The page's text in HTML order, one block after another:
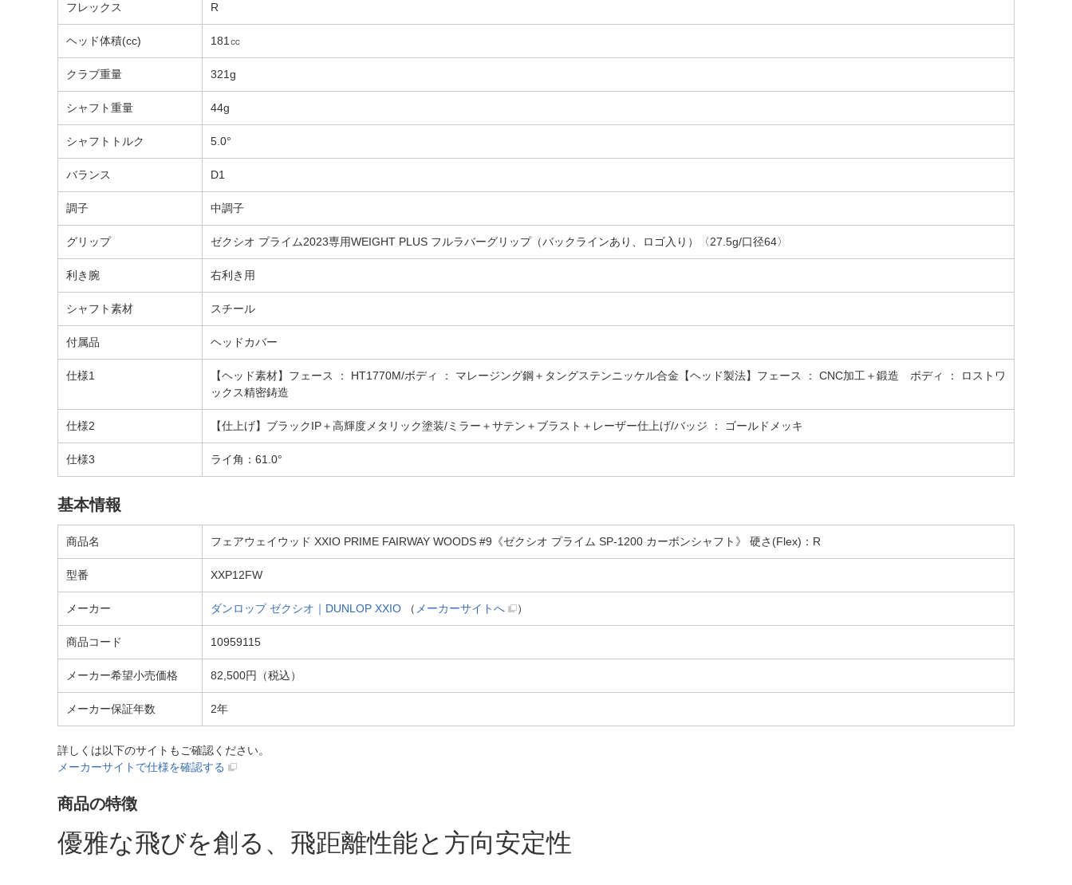
フレックス R
ヘッド体積(cc) 181㏄
クラブ重量 321g
シャフト重量 44g
シャフトトルク 5.0°
バランス D1
調子 中調子
グリップ ゼクシオ プライム2023専用WEIGHT PLUS フルラバーグリップ（バックラインあり、ロゴ入り）〈27.5g/口径64〉
利き腕 右利き用
シャフト素材 スチール
付属品 ヘッドカバー
仕様1
【ヘッド素材】フェース ： HT1770M/ボディ ： マレージング鋼＋タングステンニッケル合金【ヘッド製法】フェース ： CNC加工＋鍛造 ボディ ： ロストワ
ックス精密鋳造
仕様2 【仕上げ】ブラックIP＋高輝度メタリック塗装/ミラー＋サテン＋ブラスト＋レーザー仕上げ/バッジ ： ゴールドメッキ
仕様3 ライ角：61.0°
基本情報
商品名 フェアウェイウッド XXIO PRIME FAIRWAY WOODS #9《ゼクシオ プライム SP-1200 カーボンシャフト》 硬さ(Flex)：R
型番 XXP12FW
メーカー ダンロップ ゼクシオ｜DUNLOP XXIO （ メーカーサイトへ ）
商品コード 10959115
メーカー希望小売価格 82,500円（税込）
メーカー保証年数 2年
詳しくは以下のサイトもご確認ください。
メーカーサイトで仕様を確認する
商品の特徴
優雅な飛びを創る、飛距離性能と方向安定性